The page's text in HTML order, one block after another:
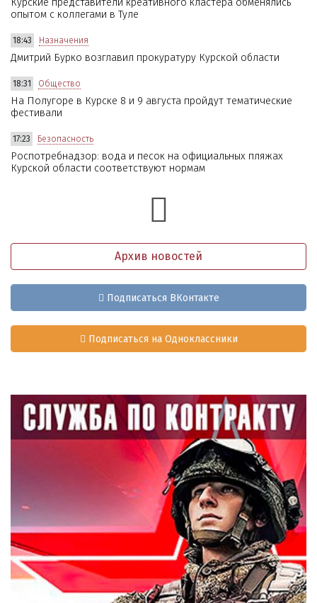
Курские представители креативного кластера обменялись
опытом с коллегами в Туле
18:43 Назначения
Дмитрий Бурко возглавил прокуратуру Курской области
18:31 Общество
На Полугоре в Курске 8 и 9 августа пройдут тематические
фестивали
17:23 Безопасность
Роспотребнадзор: вода и песок на официальных пляжах
Курской области соответствуют нормам
Архив новостей
Подписаться ВКонтакте
Подписаться на Одноклассники